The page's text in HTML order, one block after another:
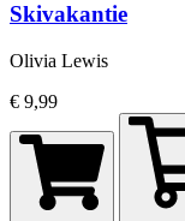
Skivakantie
Olivia Lewis
€ 9,99